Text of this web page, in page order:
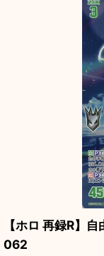
【ホロ 再録R】
062